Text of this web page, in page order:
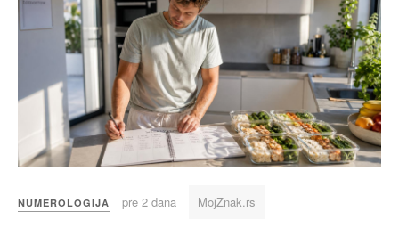
NUMEROLOGIJA pre 2 dana MojZnak.rs